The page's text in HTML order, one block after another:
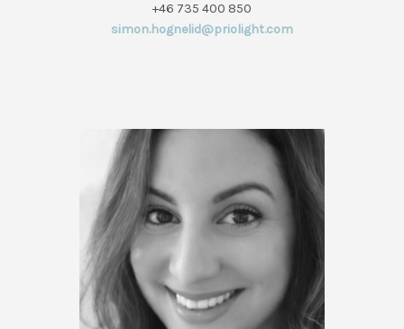
+46 735 400 850
simon.hognelid@priolight.com